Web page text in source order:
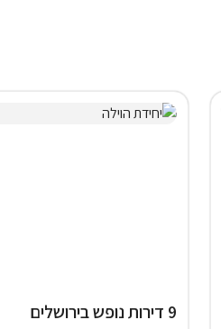
9 דירות נופש בירושלים